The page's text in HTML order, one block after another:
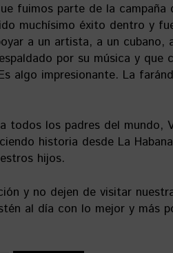
fuimos parte de la campaña
muchísimo éxito dentro y
a un artista, a un cubano,
por su música y que
algo impresionante. La
todos los padres del mundo,
historia desde La
hijos.
y no dejen de visitar
al día con lo mejor y más